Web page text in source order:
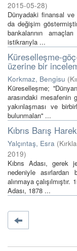
2015-05-28)
Dünyadaki finansal ve
da değişim
bankalarının
istikrarıyla ...
Küreselleşme-
üzerine bir
Korkmaz, Bengisu (
Küreselleşme;
arasındaki mesafenin
yakınlaşması ve
bulunmaları'' ...
Kıbrıs Barış
Yalçıntaş, Esra (
2019)
Kıbrıs Adası, gerek
nedeniyle
alınmaya çalışılmıştır.
Adası, 1878 ...